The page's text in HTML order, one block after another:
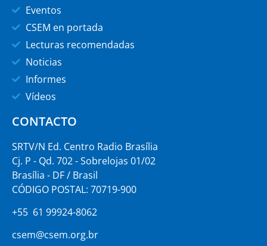
Eventos
CSEM en portada
Lecturas recomendadas
Noticias
Informes
Vídeos
CONTACTO
SRTV/N Ed. Centro Radio Brasília
Cj. P - Qd. 702 - Sobrelojas 01/02
Brasília - DF / Brasil
CÓDIGO POSTAL: 70719-900
+55 61 99924-8062
csem@csem.org.br